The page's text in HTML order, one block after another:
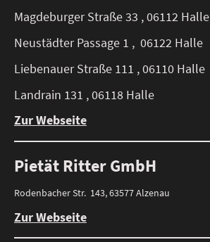
Magdeburger Straße 33 , 06112 Halle
Neustädter Passage 1 , 06122 Halle
Liebenauer Straße 111 , 06110 Halle
Landrain 131 , 06118 Halle
Zur Webseite
Pietät Ritter GmbH
Rodenbacher Str. 143, 63577 Alzenau
Zur Webseite